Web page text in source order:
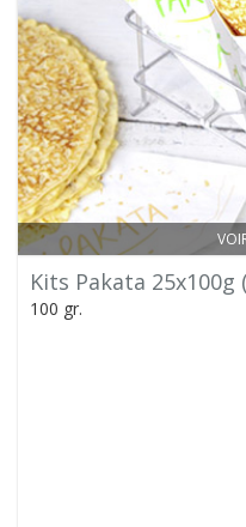
Kits Pakata 25x100g
100 gr.